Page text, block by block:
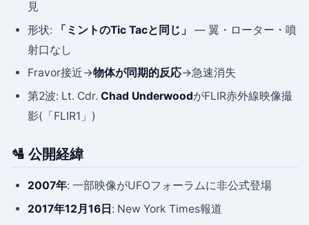
見
形状:
「ミントのTic Tacと同じ」
— 翼・ローター・噴
射口なし
Fravor接近→物体が同期的反応→急速消失
第2波: Lt. Cdr. Chad UnderwoodがFLIR赤外線映像撮
影(「FLIR1」)
🛂 公開経緯
2007年: 一部映像がUFOフォーラムに非公式登場
2017年12月16日 : New York Times報道